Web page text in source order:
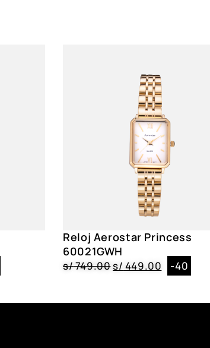
NO
3 ATM
Cuero Genuino,
Metal, Circular, 2.6 cm
Cristal Mineral, Blanco
Mujer
6128005, 6128007,
Reloj Aerostar Princess
60021GWH
s/749.00s/ 449.00 -40